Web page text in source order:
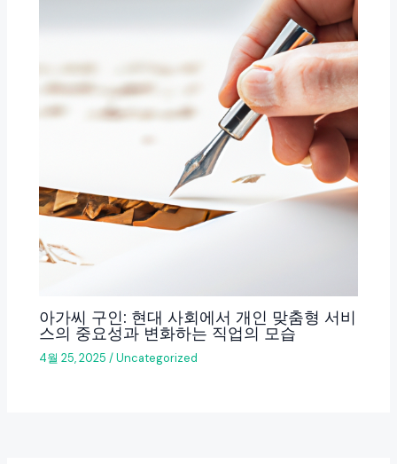
아가씨 구인: 현대 사회에서 개인 맞춤형 서비
스의 중요성과 변화하는 직업의 모습
4월 25, 2025/Uncategorized